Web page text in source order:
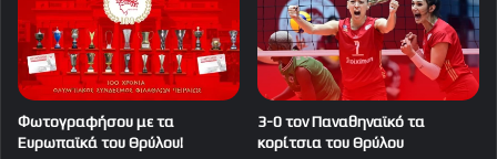
Φωτογραφήσου με τα
Ευρωπαϊκά του Θρύλου!
3-0 τον Παναθηναϊκό τα
κορίτσια του Θρύλου